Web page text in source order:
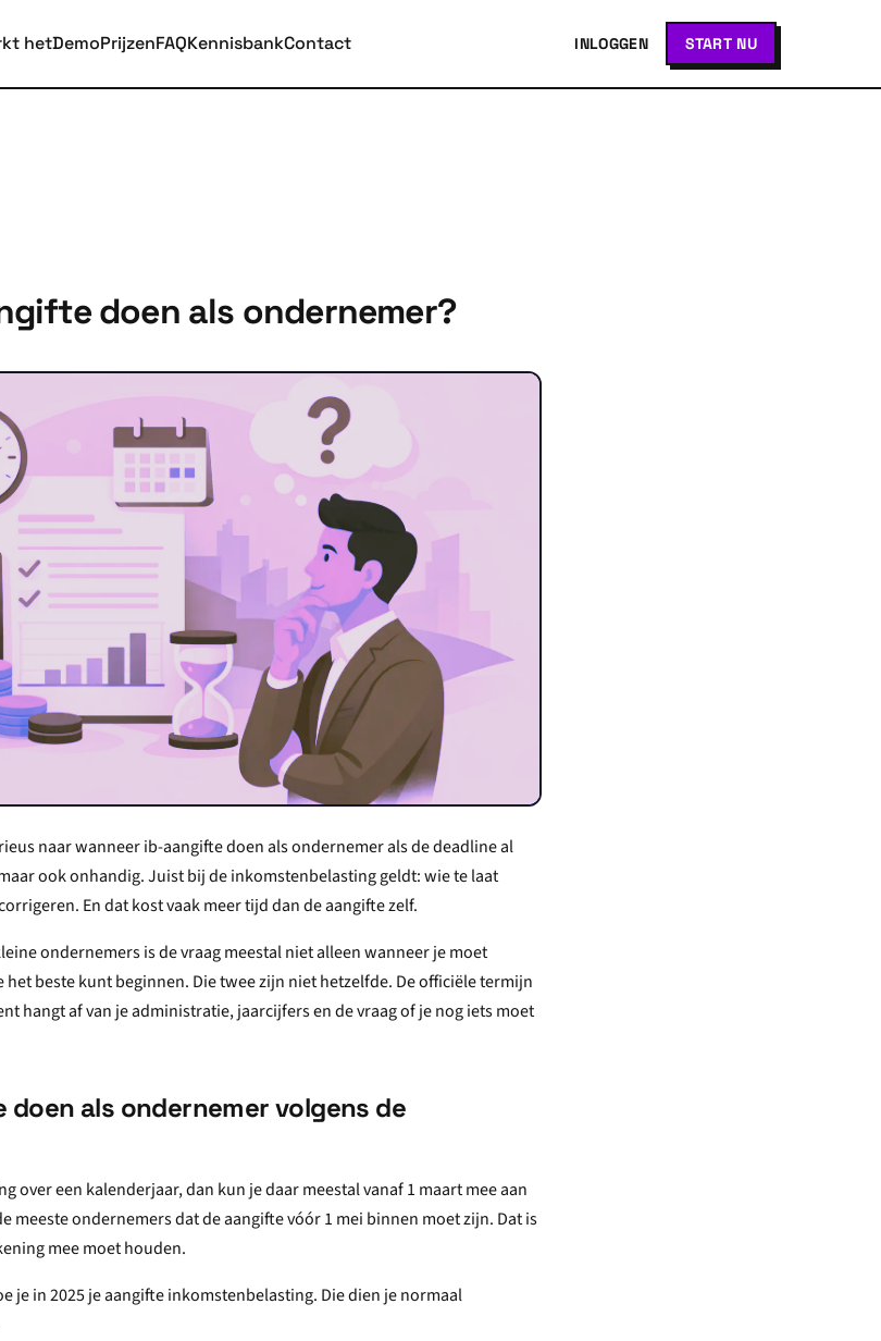
hetDemoPrijzenFAQKennisbankContact INLOGGEN START NU
doen als ondernemer?
naar wanneer ib-aangifte doen als ondernemer als de deadline al
ook onhandig. Juist bij de inkomstenbelasting geldt: wie te laat
En dat kost vaak meer tijd dan de aangifte zelf.
ondernemers is de vraag meestal niet alleen wanneer je moet
beste kunt beginnen. Die twee zijn niet hetzelfde. De officiële termijn
hangt af van je administratie, jaarcijfers en de vraag of je nog iets moet
als ondernemer volgens de
over een kalenderjaar, dan kun je daar meestal vanaf 1 maart mee aan
meeste ondernemers dat de aangifte vóór 1 mei binnen moet zijn. Dat is
mee moet houden.
je in 2025 je aangifte inkomstenbelasting. Die dien je normaal